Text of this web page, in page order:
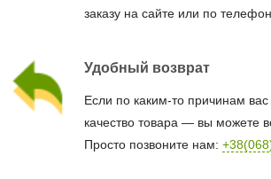
заказу на сайте или по
Удобный возврат
Если по каким-то причинам
качество товара — вы можете
Просто позвоните нам: